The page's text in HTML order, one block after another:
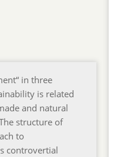
in three
is related
and natural
structure of
to
controvertial